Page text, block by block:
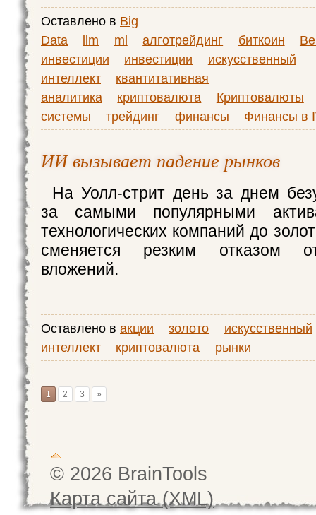
Оставлено в Big
Data
llm ml алготрейдинг биткоин
инвестиции
инвестиции
искусственный
интеллект
квантитативная
аналитика
криптовалюта
Криптовалюты
системы
трейдинг финансы Финансы в
ИИ вызывает падение рынков
На Уолл-стрит день за днем
за самыми популярными
технологических компаний до
сменяется резким отказом
вложений.
Оставлено в акции золото
искусственный
интеллект
криптовалюта рынки
1 2 3 »
© 2026 BrainTools
Карта сайта (XML)